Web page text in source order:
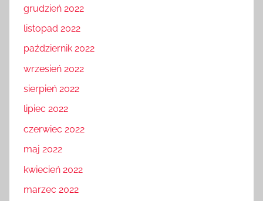
grudzień 2022
listopad 2022
październik 2022
wrzesień 2022
sierpień 2022
lipiec 2022
czerwiec 2022
maj 2022
kwiecień 2022
marzec 2022